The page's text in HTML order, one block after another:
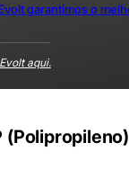
garantimos o
aqui.